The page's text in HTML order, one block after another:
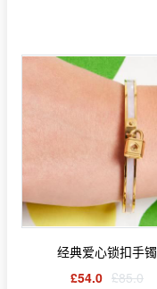
经典爱心锁扣手镯
£54.0 £85.0